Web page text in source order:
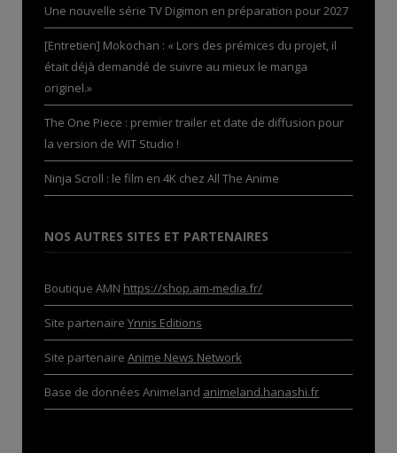
Une nouvelle série TV Digimon en préparation pour 2027
[Entretien] Mokochan : « Lors des prémices du projet, il
était déjà demandé de suivre au mieux le manga
originel.»
The One Piece : premier trailer et date de diffusion pour
la version de WIT Studio !
Ninja Scroll : le film en 4K chez All The Anime
NOS AUTRES SITES ET PARTENAIRES
Boutique AMN https://shop.am-media.fr/
Site partenaire Ynnis Editions
Site partenaire Anime News Network
Base de données Animeland animeland.hanashi.fr